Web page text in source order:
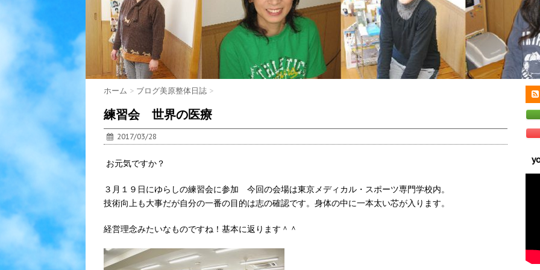
ホーム > ブログ美原整体日誌 >
練習会 世界の医療
2017/03/28
お元気ですか？
３月１９日にゆらしの練習会に参加 今回の会場は東京メディカル・スポーツ専門学校内。
技術向上も大事だが自分の一番の目的は志の確認です。身体の中に一本太い芯が入ります。
経営理念みたいなものですね！基本に返ります＾＾